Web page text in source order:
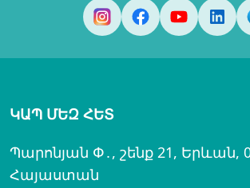
ԿԱՊ ՄԵԶ ՀԵՏ
Պարոնյան Փ․, շենք 21, Երևան,
Հայաստան